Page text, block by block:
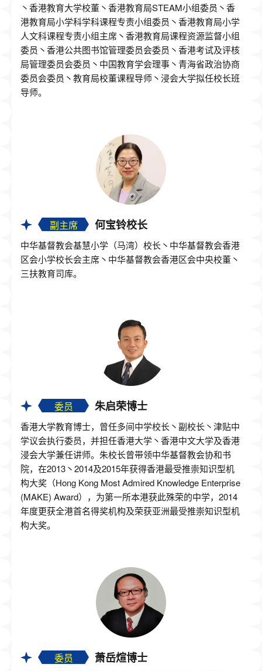
丶香港教育大学校董丶香港教育局STEAM小组委员丶香
港教育局小学科学科课程专责小组委员丶香港教育局小学
人文科课程专责小组主席丶香港教育局课程资源监督小组
委员丶香港公共图书馆管理委员会委员丶香港考试及评核
局管理委员会委员丶中国教育学会理事丶青海省政治协商
委员会委员丶教育局校董课程导师丶浸会大学拟任校长班
导师。
副主席 何宝铃校长
中华基督教会基慧小学（马湾）校长丶中华基督教会香港
区会小学校长会主席丶中华基督教会香港区会中央校董丶
三扶教育司库。
委员 朱启荣博士
香港大学教育博士，曾任多间中学校长丶副校长丶津贴中
学议会执行委员，并担任香港大学丶香港中文大学及香港
浸会大学兼任讲师。朱校长曾带领中华基督教会协和书
院，在2013丶2014及2015年获得香港最受推崇知识型机
构大奖（Hong Kong Most Admired Knowledge Enterprise
(MAKE) Award），为第一所本港获此殊荣的中学，2014
年度更获全港首名得奖机构及荣获亚洲最受推崇知识型机
构大奖。
委员 萧岳煊博士